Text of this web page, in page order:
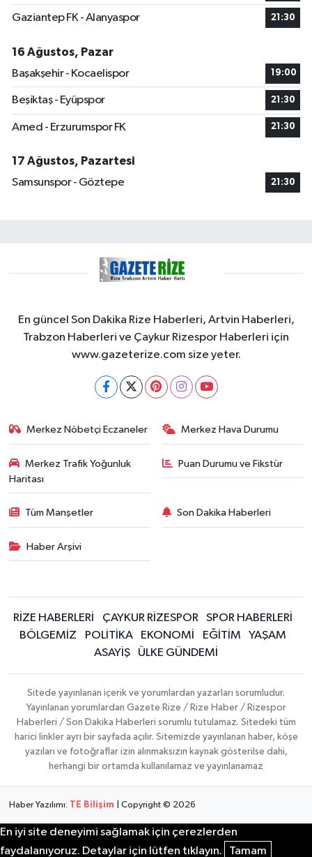
Gaziantep FK - Alanyaspor 21:30
16 Ağustos, Pazar
Başakşehir - Kocaelispor
19:00
Beşiktaş - Eyüpspor 21:30
Amed - Erzurumspor FK 21:30
17 Ağustos, Pazartesi
Samsunspor - Göztepe
21:30
En güncel Son Dakika Rize Haberleri, Artvin Haberleri,
Trabzon Haberleri ve Çaykur Rizespor Haberleri için
www.gazeterize.com size yeter.
Merkez Nöbetçi Eczaneler Merkez Hava Durumu
Merkez Trafik Yoğunluk
Haritası
Puan Durumu ve Fikstür
Tüm Manşetler Son Dakika Haberleri
Haber Arşivi
RİZE HABERLERİ ÇAYKUR RİZESPOR
SPOR HABERLERİ
BÖLGEMİZ
POLİTİKA EKONOMİ EĞİTİM
YAŞAM
ASAYİŞ
ÜLKE GÜNDEMİ
Sitede yayınlanan içerik ve yorumlardan yazarları sorumludur.
Yayınlanan yorumlardan Gazete Rize / Rize Haber / Rizespor
Haberleri / Son Dakika Haberleri sorumlu tutulamaz. Sitedeki tüm
harici linkler ayrı bir sayfada açılır. Sitemizde yayınlanan haber, köşe
yazıları ve fotoğraflar izin alınmaksızın kaynak gösterilse dahi,
herhangi bir ortamda kullanılamaz ve yayınlanamaz
Haber Yazılımı: TE Bilişim | Copyright © 2026
En iyi site deneyimi sağlamak için çerezlerden
faydalanıyoruz. Detaylar için lütfen tıklayın.
Tamam